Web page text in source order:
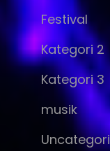
Festival
Kategori 2
Kategori 3
musik